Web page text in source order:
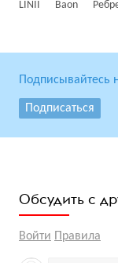
LINII Baon
Подписывайтесь
Подписаться
Обсудить с
Войти Правила